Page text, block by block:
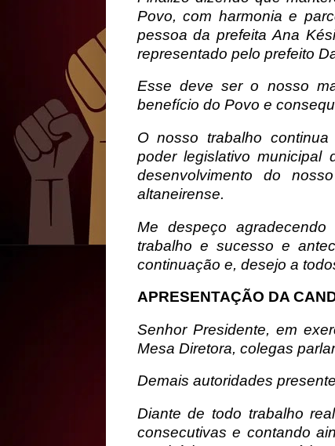
Povo, com harmonia e
pessoa da prefeita Ana
representado pelo prefeito
Esse deve ser o nosso
benefício do Povo e
O nosso trabalho
poder legislativo municipal
desenvolvimento do
altaneirense.
Me despeço
trabalho e sucesso e
continuação e, desejo a
APRESENTAÇÃO DA
Senhor Presidente, em
Mesa Diretora, colegas
Demais autoridades
Diante de todo trabalho
consecutivas e contando